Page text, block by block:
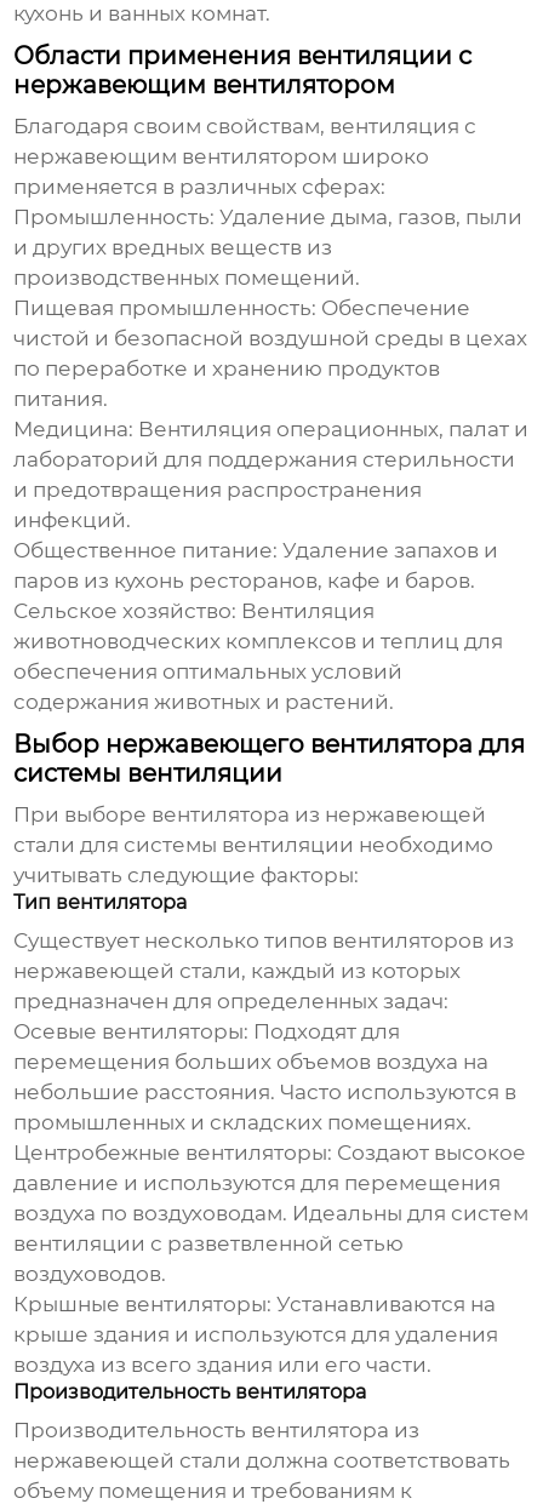
кухонь и ванных комнат.
Области применения вентиляции с
нержавеющим вентилятором
Благодаря своим свойствам, вентиляция с
нержавеющим вентилятором широко
применяется в различных сферах:
Промышленность: Удаление дыма, газов, пыли
и других вредных веществ из
производственных помещений.
Пищевая промышленность: Обеспечение
чистой и безопасной воздушной среды в цехах
по переработке и хранению продуктов
питания.
Медицина: Вентиляция операционных, палат и
лабораторий для поддержания стерильности
и предотвращения распространения
инфекций.
Общественное питание: Удаление запахов и
паров из кухонь ресторанов, кафе и баров.
Сельское хозяйство: Вентиляция
животноводческих комплексов и теплиц для
обеспечения оптимальных условий
содержания животных и растений.
Выбор нержавеющего вентилятора для
системы вентиляции
При выборе вентилятора из нержавеющей
стали для системы вентиляции необходимо
учитывать следующие факторы:
Тип вентилятора
Существует несколько типов вентиляторов из
нержавеющей стали, каждый из которых
предназначен для определенных задач:
Осевые вентиляторы: Подходят для
перемещения больших объемов воздуха на
небольшие расстояния. Часто используются в
промышленных и складских помещениях.
Центробежные вентиляторы: Создают высокое
давление и используются для перемещения
воздуха по воздуховодам. Идеальны для систем
вентиляции с разветвленной сетью
воздуховодов.
Крышные вентиляторы: Устанавливаются на
крыше здания и используются для удаления
воздуха из всего здания или его части.
Производительность вентилятора
Производительность вентилятора из
нержавеющей стали должна соответствовать
объему помещения и требованиям к